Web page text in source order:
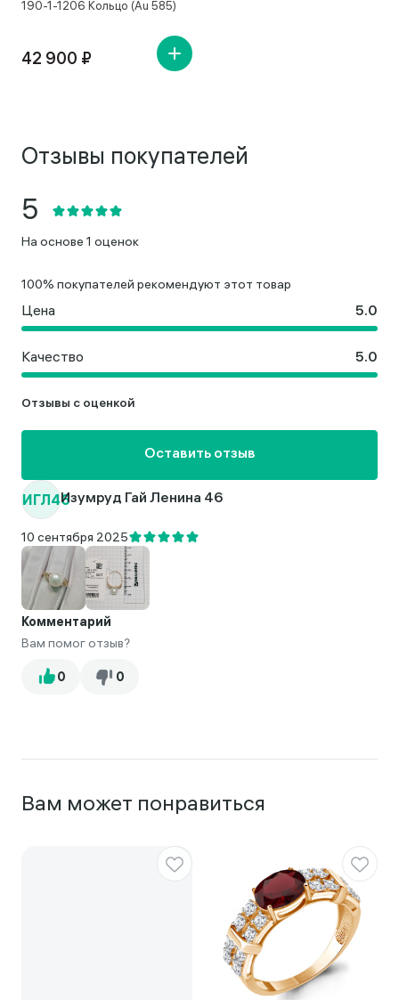
190-1-1206 Кольцо (Au 585)
42 900 ₽
Отзывы покупателей
ИГЛ46Изумруд Гай Ленина 46
10 сентября 2025
Комментарий
Вам помог отзыв?
На основе 1 оценок
100% покупателей рекомендуют этот товар
Цена
Качество
Отзывы с оценкой
Оставить отзыв
Вам может понравиться